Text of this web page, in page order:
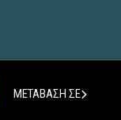
ΜΕΤΑΒΑΣΗ ΣΕ